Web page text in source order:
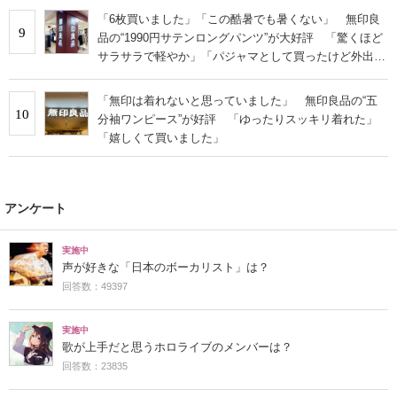
9
「6枚買いました」「この酷暑でも暑くない」 無印良
品の“1990円サテンロングパンツ”が大好評 「驚くほど
サラサラで軽やか」「パジャマとして買ったけど外出用
10
「無印は着れないと思っていました」 無印良品の“五
分袖ワンピース”が好評 「ゆったりスッキリ着れた」
「嬉しくて買いました」
アンケート
実施中
声が好きな「日本のボーカリスト」は？
回答数：49397
実施中
歌が上手だと思うホロライブのメンバーは？
回答数：23835